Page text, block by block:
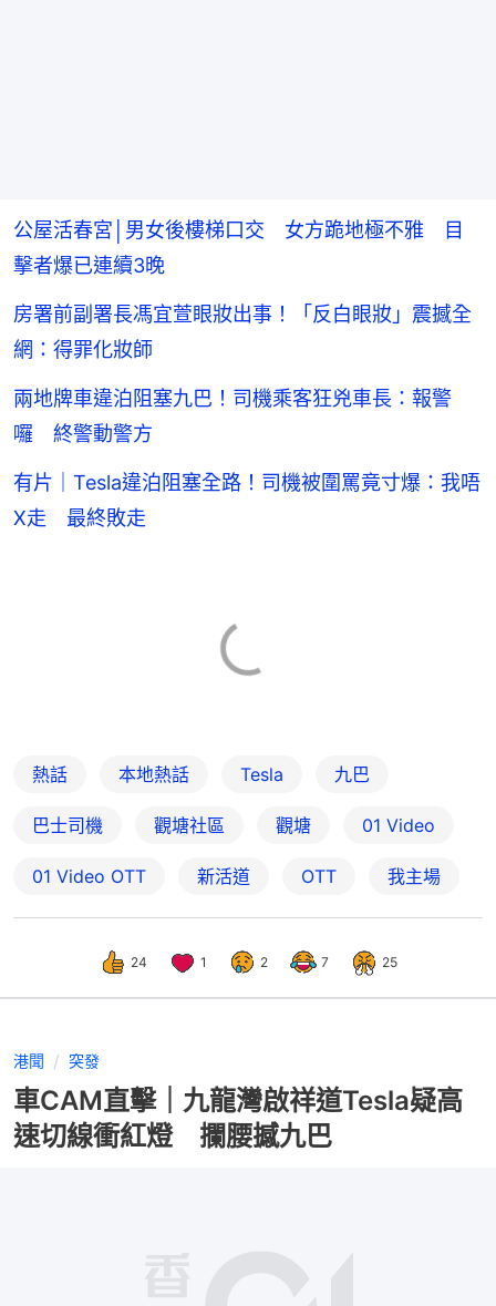
公屋活春宮│男女後樓梯口交 女方跪地極不雅 目
擊者爆已連續3晚
房署前副署長馮宜萱眼妝出事！「反白眼妝」震撼全
網：得罪化妝師
兩地牌車違泊阻塞九巴！司機乘客狂兇車長：報警
囉 終警動警方
有片｜Tesla違泊阻塞全路！司機被圍罵竟寸爆：我唔
X走 最終敗走
熱話 本地熱話 Tesla 九巴
巴士司機 觀塘社區 觀塘 01 Video
01‌ ‌Video‌ ‌OTT 新活道 OTT 我主場
24 1 2 7 25
港聞 突發
車CAM直擊｜九龍灣啟祥道Tesla疑高
速切線衝紅燈 攔腰撼九巴